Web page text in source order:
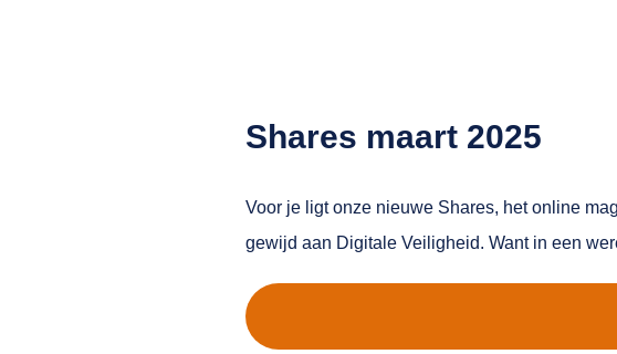
Shares maart 2025
Voor je ligt onze nieuwe Shares, het online
gewijd aan Digitale Veiligheid. Want in een